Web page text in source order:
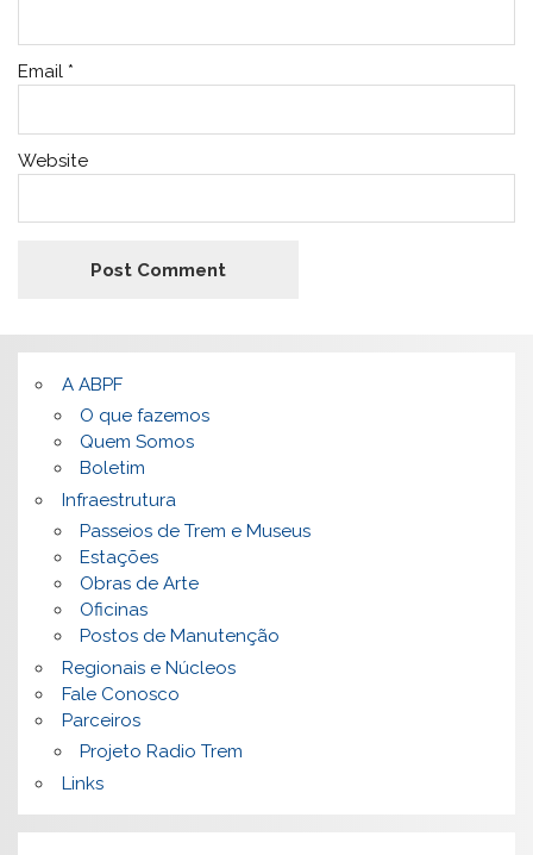
Email *
Website
A ABPF
O que fazemos
Quem Somos
Boletim
Infraestrutura
Passeios de Trem e Museus
Estações
Obras de Arte
Oficinas
Postos de Manutenção
Regionais e Núcleos
Fale Conosco
Parceiros
Projeto Radio Trem
Links